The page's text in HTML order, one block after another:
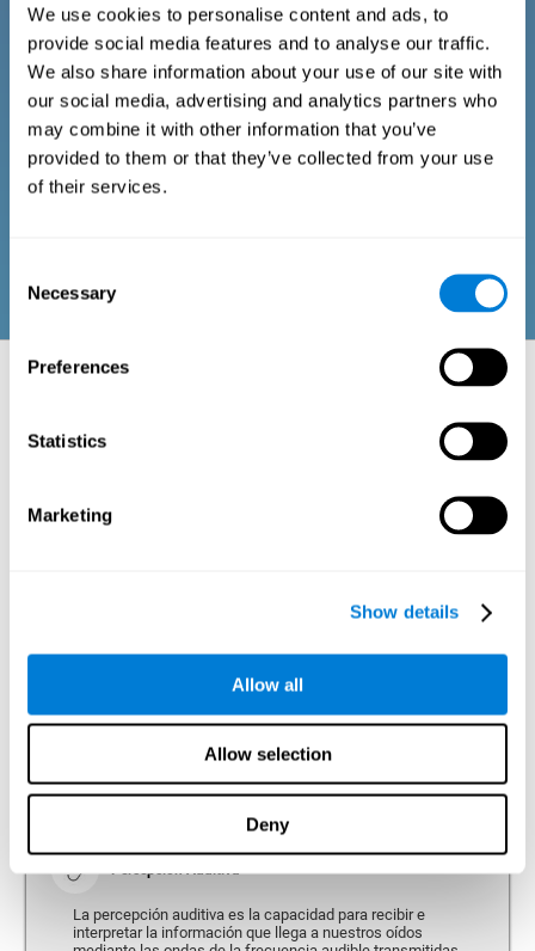
We use cookies to personalise content and ads, to
provide social media features and to analyse our traffic.
We also share information about your use of our site with
our social media, advertising and analytics partners who
may combine it with other information that you’ve
provided to them or that they’ve collected from your use
of their services.
Selection
Necessary
Preferences
Statistics
Marketing
Show details
Allow all
Allow selection
Deny
Cuestionario para adultos y mayores
Consta de una serie de ítems de fácil respuesta que pueden ser
cumplimentados por el profesional responsable de la
evaluación, o por la propia persona que realiza el test. El
cuestionario recoge ítems sobre su bienestar psicológico,
signos relacionados con el bienestar físico o relaciones
sociales. Las preguntas pertenecientes a cada dominio están
Aspectos neuropsicológicos evaluados:
La percepción es el proceso que nos ayuda a interactuar con nuestro
En este proceso, nuestro cerebro se encarga de integrar los diferentes
estímulos percibidos, dándole un sentido de conjunto e interpretando
dicha información. Las áreas cerebrales de asociación son las
Evaluación Cognitiva para la Percepción de CogniFit (CAB-PC) le dedica
La percepción auditiva es la capacidad para recibir e
interpretar la información que llega a nuestros oídos